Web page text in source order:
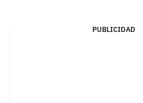
PUBLICIDAD